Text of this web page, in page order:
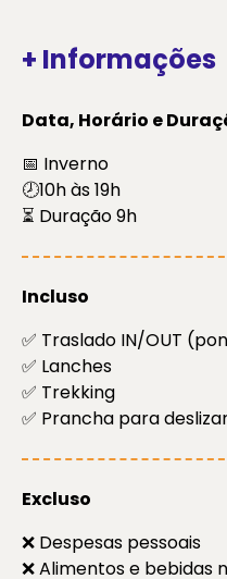
+ Informações
Data, Horário e
📅 Inverno
🕗10h às 19h
⏳ Duração 9h
Incluso
✅ Traslado IN/OUT
✅ Lanches
✅ Trekking
✅ Prancha para
Excluso
❌ Despesas pessoais
❌ Alimentos e bebidas